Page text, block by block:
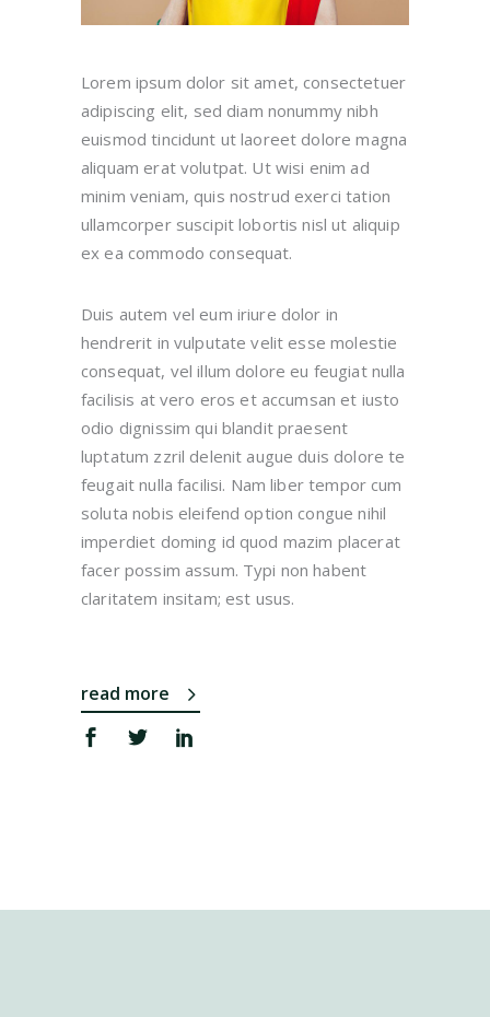
Lorem ipsum dolor sit amet, consectetuer
adipiscing elit, sed diam nonummy nibh
euismod tincidunt ut laoreet dolore magna
aliquam erat volutpat. Ut wisi enim ad
minim veniam, quis nostrud exerci tation
ullamcorper suscipit lobortis nisl ut aliquip
ex ea commodo consequat.
Duis autem vel eum iriure dolor in
hendrerit in vulputate velit esse molestie
consequat, vel illum dolore eu feugiat nulla
facilisis at vero eros et accumsan et iusto
odio dignissim qui blandit praesent
luptatum zzril delenit augue duis dolore te
feugait nulla facilisi. Nam liber tempor cum
soluta nobis eleifend option congue nihil
imperdiet doming id quod mazim placerat
facer possim assum. Typi non habent
claritatem insitam; est usus.
read more